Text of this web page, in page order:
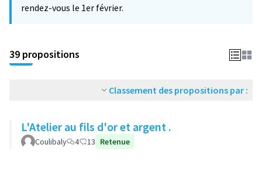
rendez-vous le 1er février.
39 propositions
Classement des propositions par :
L'Atelier au fils d'or et argent .
Coulibaly 4 13 Retenue